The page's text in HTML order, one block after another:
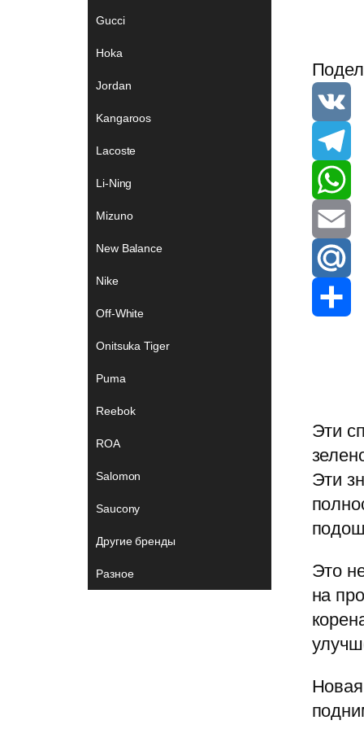
Gucci
Hoka
Jordan
Kangaroos
Lacoste
Li-Ning
Mizuno
New Balance
Nike
Off-White
Onitsuka Tiger
Puma
Reebok
ROA
Salomon
Saucony
Другие бренды
Разное
V
K
T
e
e
m
W
h
a
p
p
E
m
M
.
R
u
r
e
Эти
Эти
Это
на